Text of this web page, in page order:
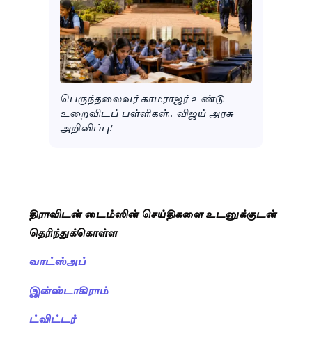
பெருந்தலைவர் காமராஜர் உண்டு
உறைவிடப் பள்ளிகள்.. விஜய் அரசு
அறிவிப்பு!
திராவிடன் டைம்ஸின் செய்திகளை உடனுக்குடன்
தெரிந்துக்கொள்ள
வாட்ஸ்அப்
இன்ஸ்டாகிராம்
ட்விட்டர்